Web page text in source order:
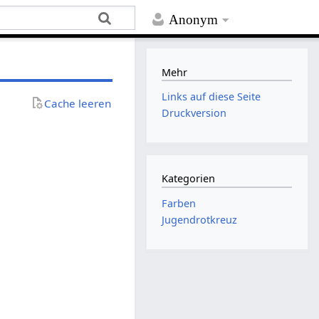
Anonym
Cache leeren
Mehr
Links auf diese Seite
Druckversion
Kategorien
Farben
Jugendrotkreuz